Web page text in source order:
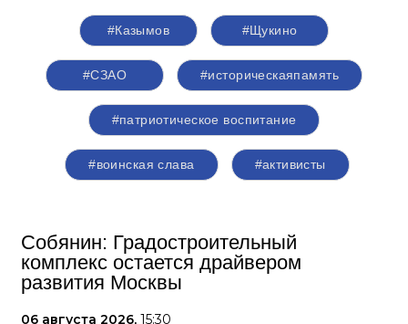
#Казымов #Щукино
#СЗАО #историческаяпамять
#патриотическое воспитание
#воинская слава #активисты
Собянин: Градостроительный
комплекс остается драйвером
развития Москвы
06 августа 2026, 15:30